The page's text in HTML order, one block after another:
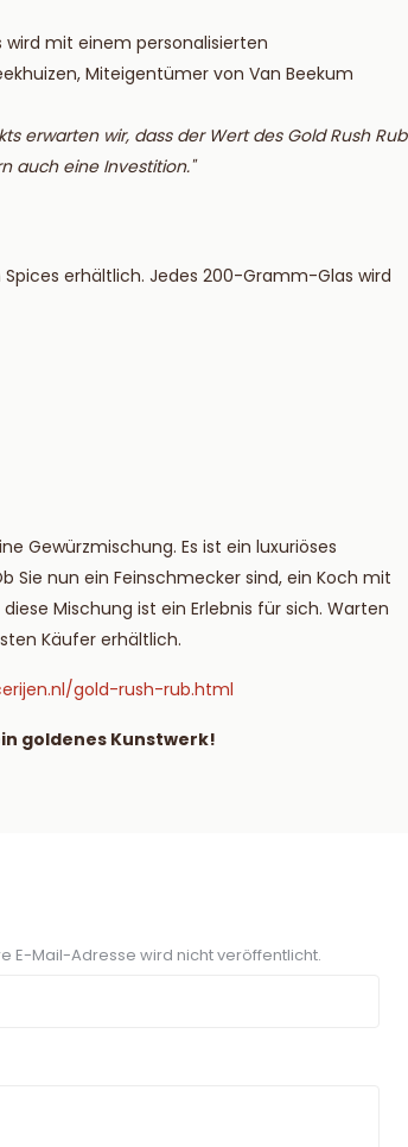
wird mit einem personalisierten
Miteigentümer von Van Beekum
erwarten wir, dass der Wert des Gold Rush Rub
auch eine Investition."
erhältlich. Jedes 200-Gramm-Glas wird
Gewürzmischung. Es ist ein luxuriöses
Sie nun ein Feinschmecker sind, ein Koch mit
Mischung ist ein Erlebnis für sich. Warten
Käufer erhältlich.
gold-rush-rub.html
goldenes Kunstwerk!
E-Mail-Adresse wird nicht veröffentlicht.